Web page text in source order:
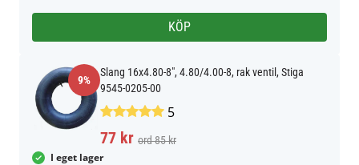
KÖP
9%
Slang 16x4.80-8", 4.80/4.00-8, rak ventil, Stiga
9545-0205-00
5
77 kr ord 85 kr
I eget lager